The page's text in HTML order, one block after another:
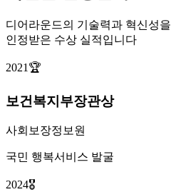
디어라운드의 기술력과 혁신성을
인정받은 수상 실적입니다
2021 🏆
보건복지부장관상
사회보장정보원
국민 행복서비스 발굴
2024🎖️